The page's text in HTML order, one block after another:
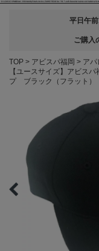
平日午
ご購入
TOP アビスパ福岡 ア
【ユースサイズ】アビス
プ ブラック（フラット）